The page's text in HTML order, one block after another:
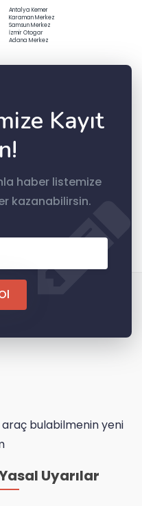
Antalya Kemer
Karaman Merkez
Samsun Merkez
İzmir Otogar
Adana Merkez
Kayıt
haber listemize
kazanabilirsin.
araç bulabilmenin yeni
Uyarılar